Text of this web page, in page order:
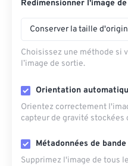
Depuis
Redimensionner l'image
Conserver la taille
Choisissez une méthode si
l’image de sortie.
Orientation
Orientez correctement
capteur de gravité stockées
Métadonnées de bande
Supprimez l'image de tous